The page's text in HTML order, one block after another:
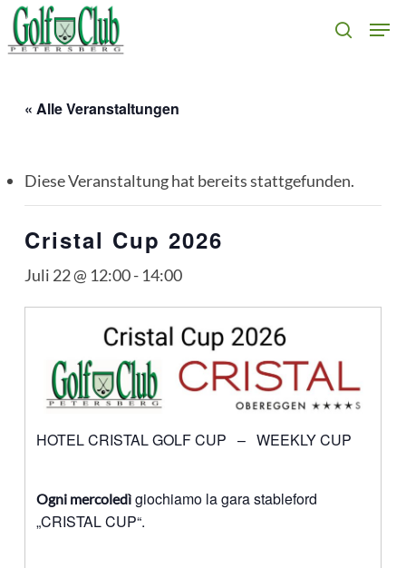
Skip
to
search
« Alle Veranstaltungen
Diese Veranstaltung hat bereits stattgefunden.
Cristal Cup 2026
Juli 22 @ 12:00- 14:00
HOTEL CRISTAL GOLF CUP – WEEKLY CUP
Ogni mercoledìgiochiamo la gara stableford
„CRISTAL CUP“.